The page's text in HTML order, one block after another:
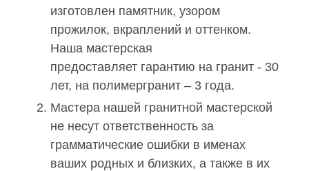
изготовлен памятник, узором
прожилок, вкраплений и оттенком.
Наша мастерская
предоставляет гарантию на гранит - 30
лет, на полимергранит – 3 года.
Мастера нашей гранитной мастерской
не несут ответственность за
грамматические ошибки в именах
ваших родных и близких, а также в их